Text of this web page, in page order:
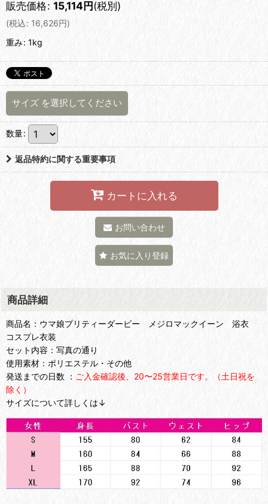
販売価格: 15,114円(税別)
(税込: 16,626円)
重み: 1kg
サイズ を選択してください
数量:
返品特約に関する重要事項
カートに入れる
お問い合わせ
お気に入り登録
商品詳細
商品名：ウマ娘プリティーダービー メジロマックイーン 浴衣
コスプレ衣装
セット内容：写真の通り
使用素材：ポリエステル・その他
発送までの日数 ： ご入金確認後、20〜25営業日です。（土日祝を
除く）
サイズについて詳しくは↓